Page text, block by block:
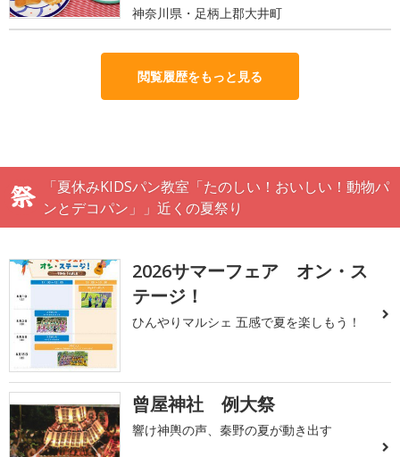
神奈川県・足柄上郡大井町
閲覧履歴をもっと見る
「夏休みKIDSパン教室「たのしい！おいしい！動物パ
ンとデコパン」」近くの夏祭り
2026サマーフェア オン・ス
テージ！
ひんやりマルシェ 五感で夏を楽しもう！
曾屋神社 例大祭
響け神輿の声、秦野の夏が動き出す